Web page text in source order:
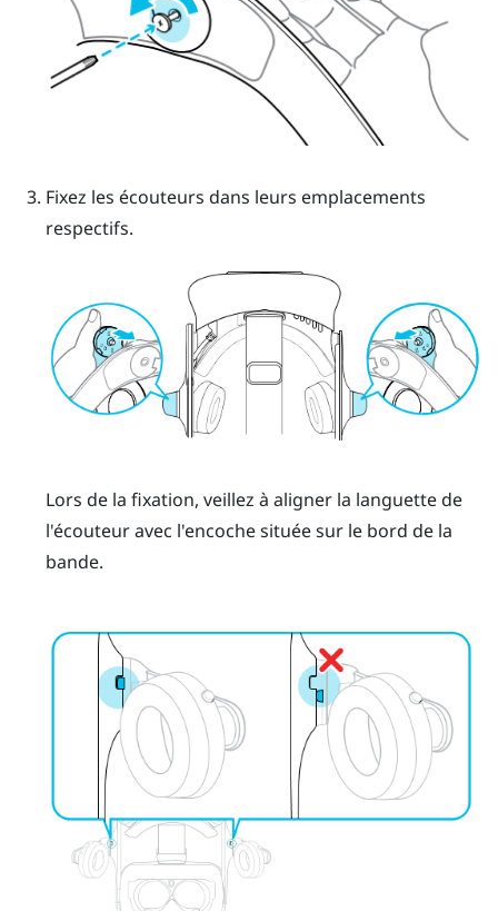
Fixez les écouteurs dans leurs emplacements
respectifs.
Lors de la fixation, veillez à aligner la languette de
l'écouteur avec l'encoche située sur le bord de la
bande.